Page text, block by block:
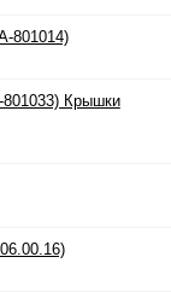
801014)
801033) Крышки